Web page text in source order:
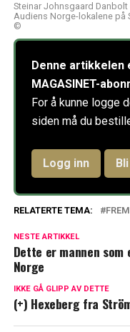
Steinar Johnsgaard
Audiens Norge-lokalene på
©
Denne artikkelen
MAGASINET-
For å kunne logge
siden må du
Logg inn
RELATERTE TEMA:
NESTE ARTIKKEL
Dette er mannen
Norge
IKKE GÅ GLIPP AV DETTE
(+) Hexeberg fra